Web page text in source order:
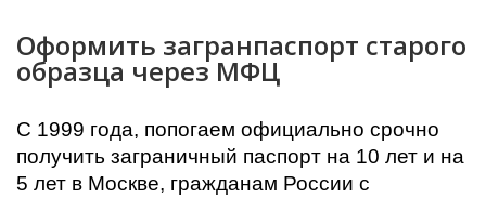
Оформить загранпаспорт старого
образца через МФЦ
С 1999 года, попогаем официально срочно
получить заграничный паспорт на 10 лет и на
5 лет в Москве, гражданам России с